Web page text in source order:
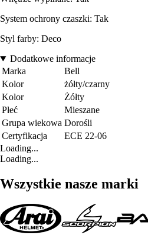
System ochrony czaszki: Tak
Styl farby: Deco
Dodatkowe informacje
Marka
Bell
Kolor
żółty/czarny
Kolor
Żółty
Płeć
Mieszane
Grupa wiekowa Dorośli
Certyfikacja
ECE 22-06
Loading...
Loading...
Wszystkie nasze marki